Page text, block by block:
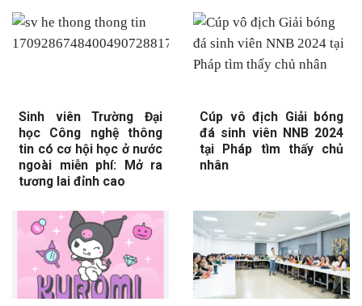
Sinh viên Trường Đại
học Công nghệ thông
tin có cơ hội học ở nước
ngoài miễn phí: Mở ra
tương lai đỉnh cao
Cúp vô địch Giải bóng
đá sinh viên NNB 2024
tại Pháp tìm thấy chủ
nhân